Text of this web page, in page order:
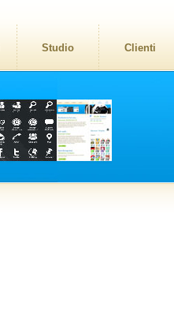
Studio Clienti